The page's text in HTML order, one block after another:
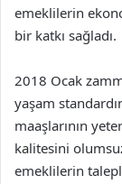
emeklilerin
bir katkı sağladı.
2018 Ocak
yaşam
maaşlarının
kalitesini
emeklilerin